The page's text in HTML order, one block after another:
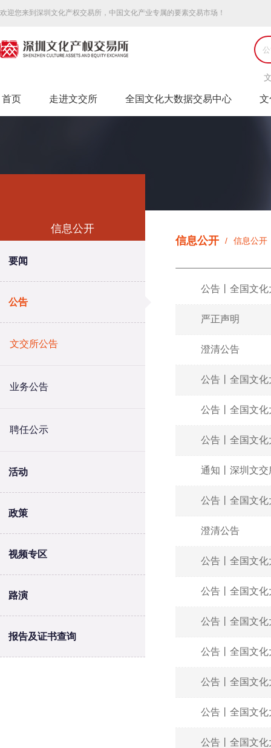
欢迎您来到深圳文化产权交易所，中国文化产业专属的要素交易市场！
首页 走进文交所 全国文化大数据交易中心 文
信息公开
要闻
公告
文交所公告
业务公告
聘任公示
活动
政策
视频专区
路演
报告及证书查询
信息公开 / 信息公开
公告丨全国文
严正声明
澄清公告
公告丨全国文
公告丨全国文
公告丨全国文
通知丨深圳文
公告丨全国文
澄清公告
公告丨全国文
公告丨全国文
公告丨全国文
公告丨全国文
公告丨全国文
公告丨全国文
公告丨全国文